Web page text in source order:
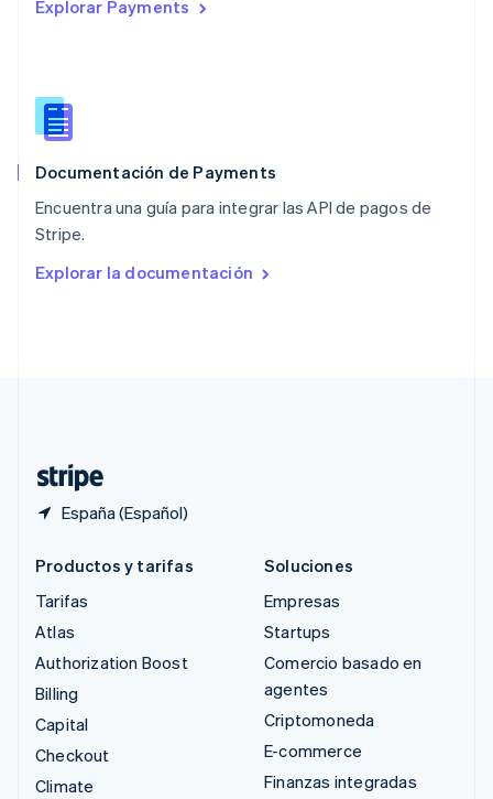
Explorar Payments
Documentación de Payments
Encuentra una guía para integrar las API de pagos de
Stripe.
Explorar la documentación
España (Español)
NederlandsEnglish
Português
RAE de Hong Kong, China
Reino Unido
República Checa
English
English
Productos y tarifas
Tarifas
Atlas
Authorization Boost
Billing
Capital
Checkout
Climate
Soluciones
Empresas
Startups
Comercio basado en
agentes
Criptomoneda
E-commerce
Finanzas integradas